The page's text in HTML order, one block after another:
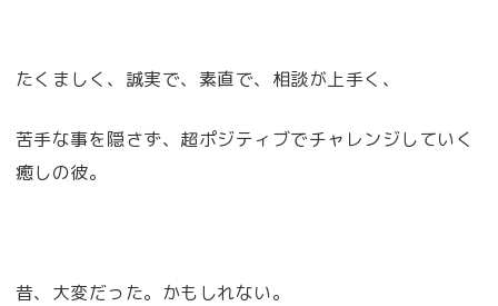
たくましく、誠実で、素直で、相談が上手く、
苦手な事を隠さず、超ポジティブでチャレンジしていく
癒しの彼。
昔、大変だった。かもしれない。